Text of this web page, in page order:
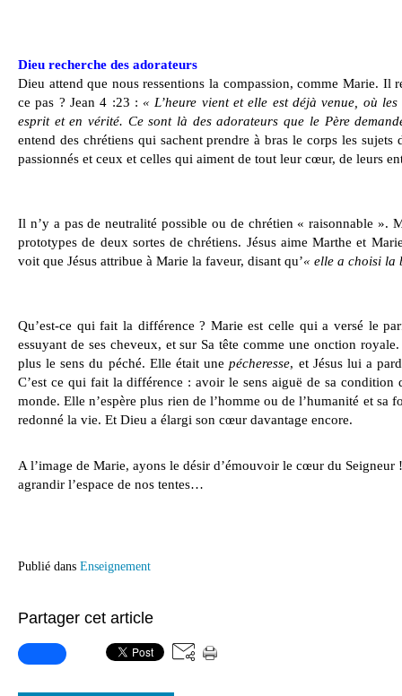
Dieu recherche des adorateurs
Dieu attend que nous ressentions la compassion, comme Marie. Il
ce pas ? Jean 4 :23 :« L’heure vient et elle est déjà venue, où
esprit et en vérité. Ce sont là des adorateurs que le Père
entend des chrétiens qui sachent prendre à bras le corps les
passionnés et ceux et celles qui aiment de tout leur cœur, de leurs
Il n’y a pas de neutralité possible ou de chrétien « raisonnable ».
prototypes de deux sortes de chrétiens. Jésus aime Marthe et
voit que Jésus attribue à Marie la faveur, disant qu’« elle a choisi la
Qu’est-ce qui fait la différence ? Marie est celle qui a versé le
essuyant de ses cheveux, et sur Sa tête comme une onction
plus le sens du péché. Elle était unepécheresse, et Jésus lui a
C’est ce qui fait la différence : avoir le sens aiguë de sa condition
monde. Elle n’espère plus rien de l’homme ou de l’humanité et sa
redonné la vie. Et Dieu a élargi son cœur davantage encore.
A l’image de Marie, ayons le désir d’émouvoir le cœur du
agrandir l’espace de nos tentes…
Publié dans Enseignement
Partager cet article